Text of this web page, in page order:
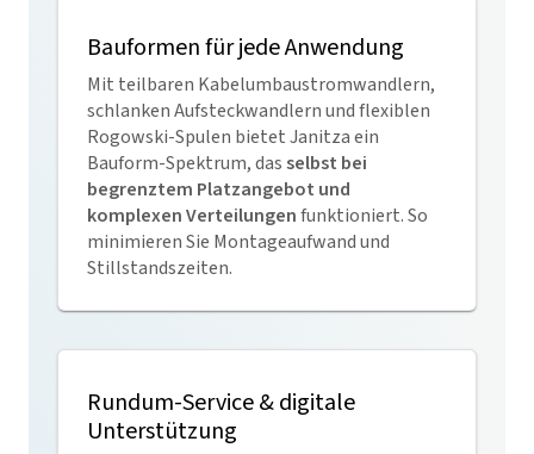
Bauformen für jede Anwendung
Mit teilbaren Kabelumbaustromwandlern,
schlanken Aufsteckwandlern und flexiblen
Rogowski-Spulen bietet Janitza ein
Bauform-Spektrum, dasselbst bei
begrenztem Platzangebot und
komplexen Verteilungenfunktioniert. So
minimieren Sie Montageaufwand und
Stillstandszeiten.
Rundum-Service & digitale
Unterstützung